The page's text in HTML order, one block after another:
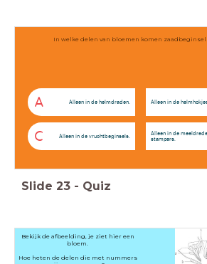
In welke delen van bloemen komen
A Alleen in de helmdraden. Alleen in de
C Alleen in de vruchtbeginsels.
Alleen in de
stampers.
Slide 23 - Quiz
Bekijk de afbeelding, je ziet hier een
bloem.
Hoe heten de delen die met nummers